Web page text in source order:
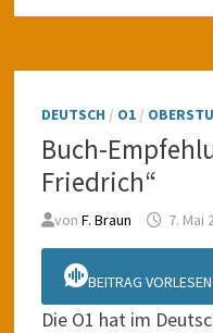
DEUTSCH / O1/
Buch-
Friedrich“
von F. Braun 7. Mai
BEITRAG VORLESEN
Die O1 hat im